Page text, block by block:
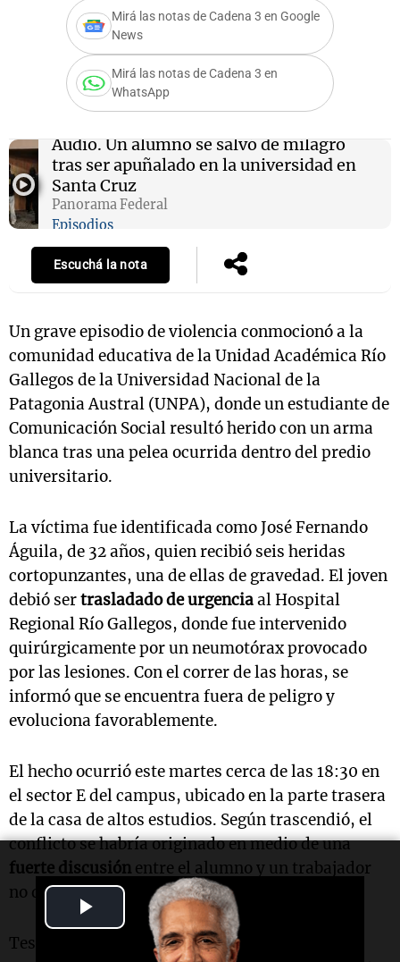
Play
Video
Mirá las notas de Cadena 3 en Google
News
Mirá las notas de Cadena 3 en
WhatsApp
Audio. Un alumno se salvó de milagro
tras ser apuñalado en la universidad en
Santa Cruz
Panorama Federal
Episodios
Escuchá la nota
Un grave episodio de violencia conmocionó a la
comunidad educativa de la Unidad Académica Río
Gallegos de la Universidad Nacional de la
Patagonia Austral (UNPA), donde un estudiante de
Comunicación Social resultó herido con un arma
blanca tras una pelea ocurrida dentro del predio
universitario.
La víctima fue identificada como José Fernando
Águila, de 32 años, quien recibió seis heridas
cortopunzantes, una de ellas de gravedad. El joven
debió sertrasladado de urgenciaal Hospital
Regional Río Gallegos, donde fue intervenido
quirúrgicamente por un neumotórax provocado
por las lesiones. Con el correr de las horas, se
informó que se encuentra fuera de peligro y
evoluciona favorablemente.
El hecho ocurrió este martes cerca de las 18:30 en
el sector E del campus, ubicado en la parte trasera
de la casa de altos estudios. Según trascendió, el
conflicto se habría originado en medio de una
fuerte discusión entre el alumno y un trabajador
no docente de la institución.
Testigos indicaron que la pelea escaló en pocos